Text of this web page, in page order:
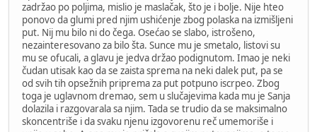
zadržao po poljima, mislio je maslačak, što je i bolje. Nije hteo
ponovo da glumi pred njim ushićenje zbog polaska na izmišljeni
put. Nij mu bilo ni do čega. Osećao se slabo, istrošeno,
nezainteresovano za bilo šta. Sunce mu je smetalo, listovi su
mu se ofucali, a glavu je jedva držao podignutom. Imao je neki
čudan utisak kao da se zaista sprema na neki dalek put, pa se
od svih tih opsežnih priprema za put potpuno iscrpeo. Zbog
toga je uglavnom dremao, sem u slučajevima kada mu je Sanja
dolazila i razgovarala sa njim. Tada se trudio da se maksimalno
skoncentriše i da svaku njenu izgovorenu reč umemoriše i